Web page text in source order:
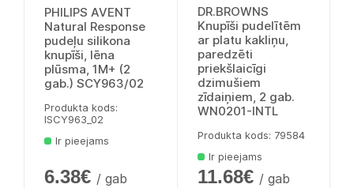
PHILIPS AVENT
Natural Response
pudeļu silikona
knupīši, lēna
plūsma, 1M+ (2
gab.) SCY963/02
Produkta kods:
lSCY963_02
Ir pieejams
6.38€ / gab
DR.BROWNS
Knupīši pudelītēm
ar platu kakliņu,
paredzēti
priekšlaicīgi
dzimušiem
zīdaiņiem, 2 gab.
WN0201-INTL
Produkta kods: 79584
Ir pieejams
11.68€ / gab